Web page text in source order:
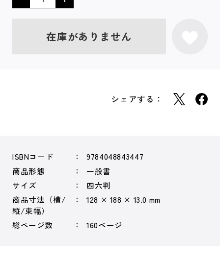
在庫がありません
シェアする：
ISBNコード
9784048843447
商品形態
一般書
サイズ
四六判
商品寸法（横/
縦/束幅）
128 × 188 × 13.0 mm
総ページ数 160ページ